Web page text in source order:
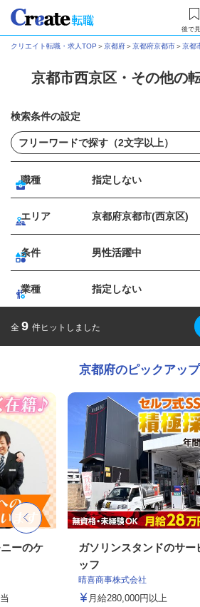
後で
クリエイト転職・求人TOP ＞京都府＞京都府京都市＞京都
京都市西京区・その他の
検索条件の設定
職種 指定しない
エリア 京都府京都市(西京区)
条件 男性活躍中
業種 指定しない
全 9 件ヒットしました
京都府のピックアッ
ーのケ
ガソリンスタンドのサー
ッフ
晴喜商事株式会社
月給280,000円以上